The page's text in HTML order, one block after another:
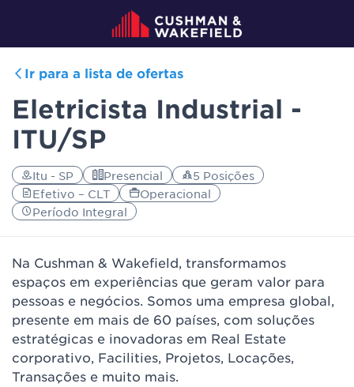
Ir para a lista de ofertas
Eletricista Industrial -
ITU/SP
Itu - SP Presencial
5 Posições
Efetivo – CLT
Operacional
Período Integral
Na Cushman & Wakefield, transformamos
espaços em experiências que geram valor para
pessoas e negócios. Somos uma empresa global,
presente em mais de 60 países, com soluções
estratégicas e inovadoras em Real Estate
corporativo, Facilities, Projetos, Locações,
Transações e muito mais.